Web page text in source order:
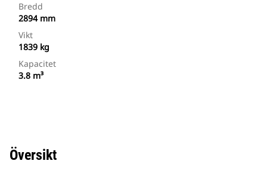
Bredd
2894 mm
Vikt
1839 kg
Kapacitet
3.8 m³
Översikt